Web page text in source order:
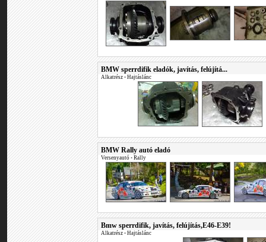
BMW sperrdifik eladók, javítás, felújítá...
Alkatrész • Hajtáslánc
BMW Rally autó eladó
Versenyautó • Rally
Bmw sperrdifik, javítás, felújítás,E46-E39!
Alkatrész • Hajtáslánc